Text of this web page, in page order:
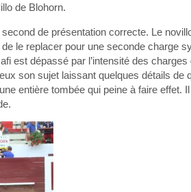
de Blohorn.
de présentation correcte. Le
le replacer pour une seconde charge
est dépassé par l’intensité des
son sujet laissant quelques détails de
entière tombée qui peine à faire effet.